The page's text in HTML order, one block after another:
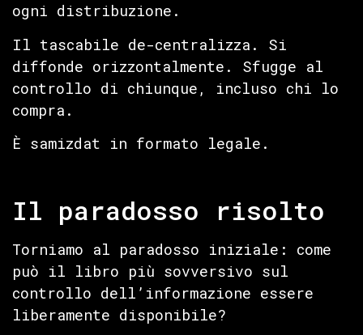
ogni distribuzione.
Il tascabile de-centralizza. Si
diffonde orizzontalmente. Sfugge al
controllo di chiunque, incluso chi lo
compra.
È samizdat in formato legale.
Il paradosso risolto
Torniamo al paradosso iniziale: come
può il libro più sovversivo sul
controllo dell’informazione essere
liberamente disponibile?